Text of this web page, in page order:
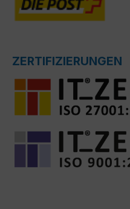
ZERTIFIZIERUNGEN